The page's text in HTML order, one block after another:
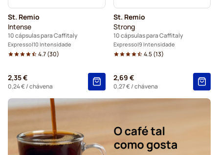
St. Remio
Intense
10 cápsulas para Caffitaly
Expresso 10 Intensidade
4.7(30)
2,35 €
0,24 €/ chávena
St. Remio
Strong
10 cápsulas para Caffitaly
Expresso 9 Intensidade
4.5(13)
2,69 €
0,27 €/ chávena